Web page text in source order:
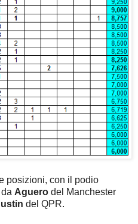
posizioni, con il podio
Aguero del Manchester
del QPR.